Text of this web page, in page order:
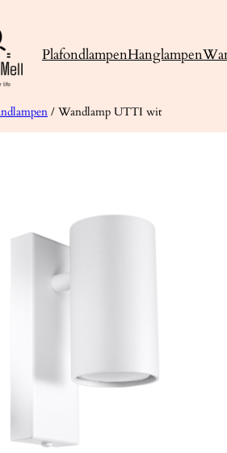
PlafondlampenHanglampen
/ Wandlamp UTTI wit